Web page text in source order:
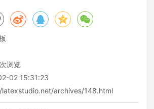
次浏览
02 15:31:23
archives/148.html